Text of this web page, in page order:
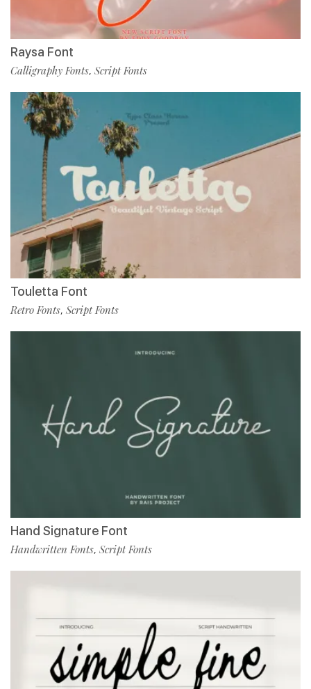
Raysa Font
Calligraphy Fonts, Script Fonts
Touletta Font
Retro Fonts, Script Fonts
Hand Signature Font
Handwritten Fonts, Script Fonts